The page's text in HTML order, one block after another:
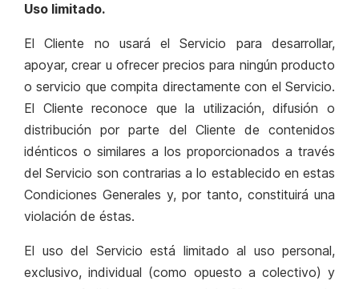
Uso limitado.
El Cliente no usará el Servicio para desarrollar,
apoyar, crear u ofrecer precios para ningún producto
o servicio que compita directamente con el Servicio.
El Cliente reconoce que la utilización, difusión o
distribución por parte del Cliente de contenidos
idénticos o similares a los proporcionados a través
del Servicio son contrarias a lo establecido en estas
Condiciones Generales y, por tanto, constituirá una
violación de éstas.
El uso del Servicio está limitado al uso personal,
exclusivo, individual (como opuesto a colectivo) y